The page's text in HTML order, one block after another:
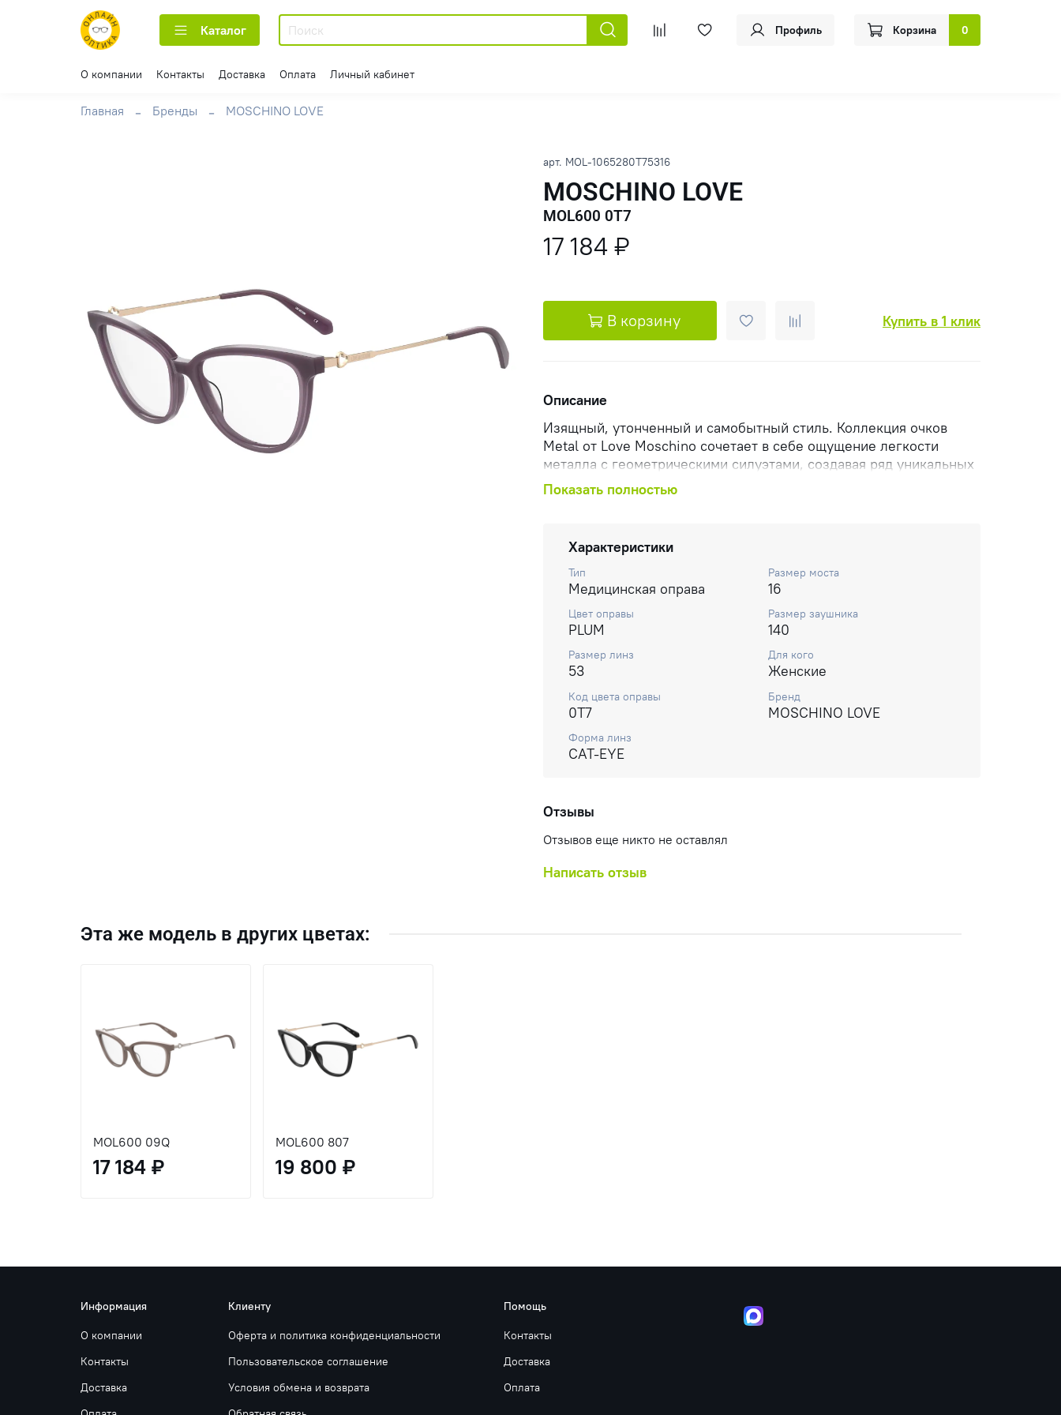
Каталог Профиль Корзина 0
О компании Контакты Доставка Оплата Личный кабинет
Главная Бренды MOSCHINO LOVE
арт. MOL-1065280T75316
MOSCHINO LOVE
MOL600 0T7
17 184 ₽
В корзину Купить в 1 клик
Описание
Изящный, утонченный и самобытный стиль. Коллекция очков
Metal от Love Moschino сочетает в себе ощущение легкости
металла с геометрическими силуэтами, создавая ряд уникальных
оправ с безошибочно узнаваемым характером Love Moschino.
Тонкий вырез в виде сердца украшает заушник, дополненный
Показать полностью
Характеристики
Тип
Медицинская оправа
Размер моста
16
Цвет оправы
PLUM
Размер заушника
140
Размер линз
53
Для кого
Женские
Код цвета оправы
0T7
Бренд
MOSCHINO LOVE
Форма линз
CAT-EYE
Отзывы
Отзывов еще никто не оставлял
Написать отзыв
Эта же модель в других цветах:
MOL600 09Q
17 184 ₽
MOL600 807
19 800 ₽
Информация
О компании
Контакты
Доставка
Клиенту
Оферта и политика конфиденциальности
Пользовательское соглашение
Условия обмена и возврата
Помощь
Контакты
Доставка
Оплата